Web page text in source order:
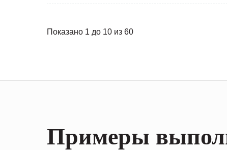
Показано 1 до 10 из 60
Примеры